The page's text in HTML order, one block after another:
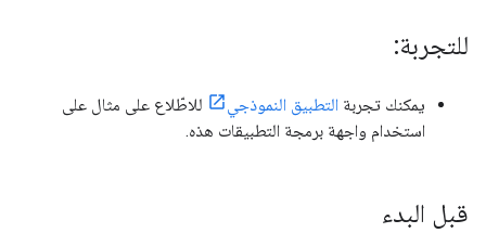
للتجربة:
يمكنك تجربة التطبيق النموذجي
للاطّلاع على مثال على
استخدام واجهة برمجة التطبيقات هذه.
قبل البدء